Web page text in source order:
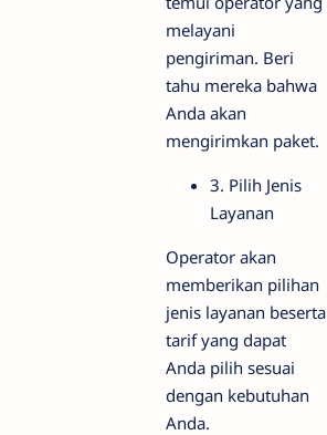
melayani
pengiriman. Beri
tahu mereka bahwa
Anda akan
mengirimkan paket.
3. Pilih Jenis
Layanan
Operator akan
memberikan pilihan
jenis layanan beserta
tarif yang dapat
Anda pilih sesuai
dengan kebutuhan
Anda.